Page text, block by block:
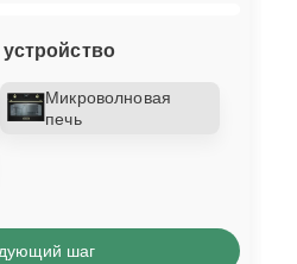
Микроволновая
печь
шаг